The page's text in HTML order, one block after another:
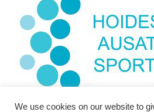
We use cookies on our website to